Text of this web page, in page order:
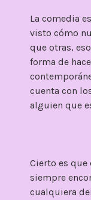
La comedia
visto cómo
que otras,
forma de
cuenta con
alguien que
Cierto es
siempre
cualquiera